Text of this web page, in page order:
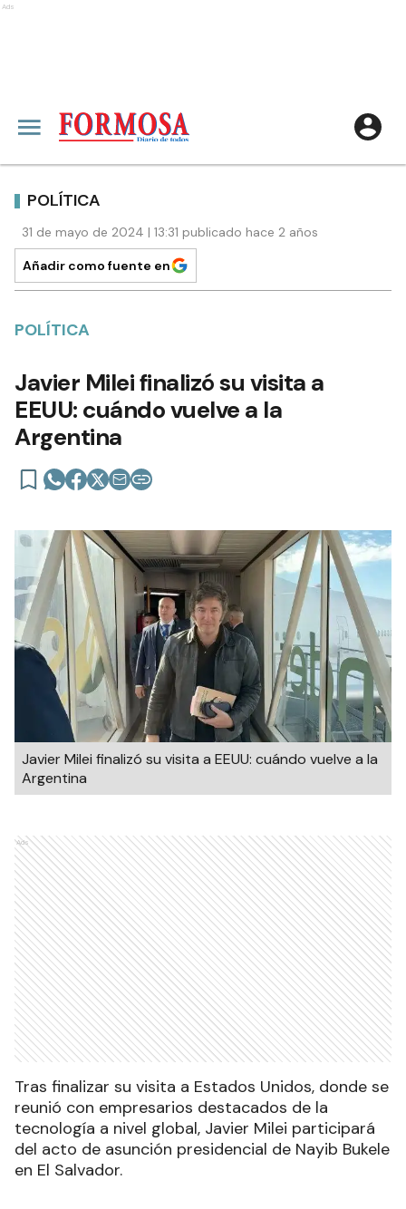
Ads
POLÍTICA
31 de mayo de 2024 | 13:31 publicado hace 2 años
Añadir como fuente en
POLÍTICA
Javier Milei finalizó su visita a
EEUU: cuándo vuelve a la
Argentina
Javier Milei finalizó su visita a EEUU: cuándo vuelve a la
Argentina
Ads
Tras finalizar su visita a Estados Unidos, donde se
reunió con empresarios destacados de la
tecnología a nivel global, Javier Milei participará
del acto de asunción presidencial de Nayib Bukele
en El Salvador.